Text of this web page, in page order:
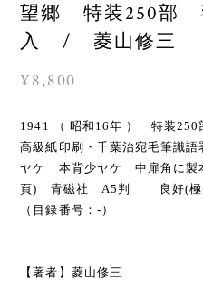
望郷 特装250部
入 / 菱山修三
¥8,800
1941 （ 昭和16年 ） 特装250
高級紙印刷・千葉治宛毛筆識
ヤケ 本背少ヤケ 中扉角に製
頁) 青磁社 A5判 良好(極美
（目録番号：-）
【著者】菱山修三